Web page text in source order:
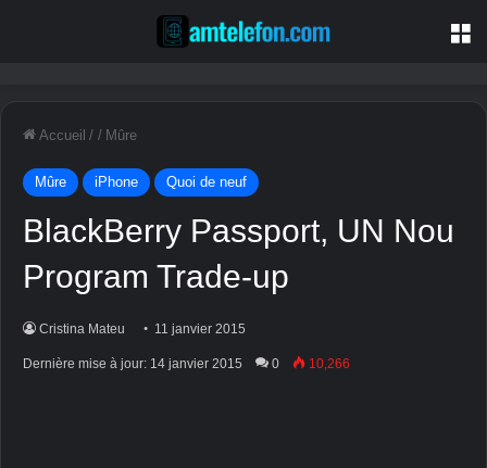
Accueil / / Mûre
Mûre iPhone Quoi de neuf
BlackBerry Passport, UN Nou
Program Trade-up
Cristina Mateu 11 janvier 2015
Dernière mise à jour: 14 janvier 2015 0 10,266